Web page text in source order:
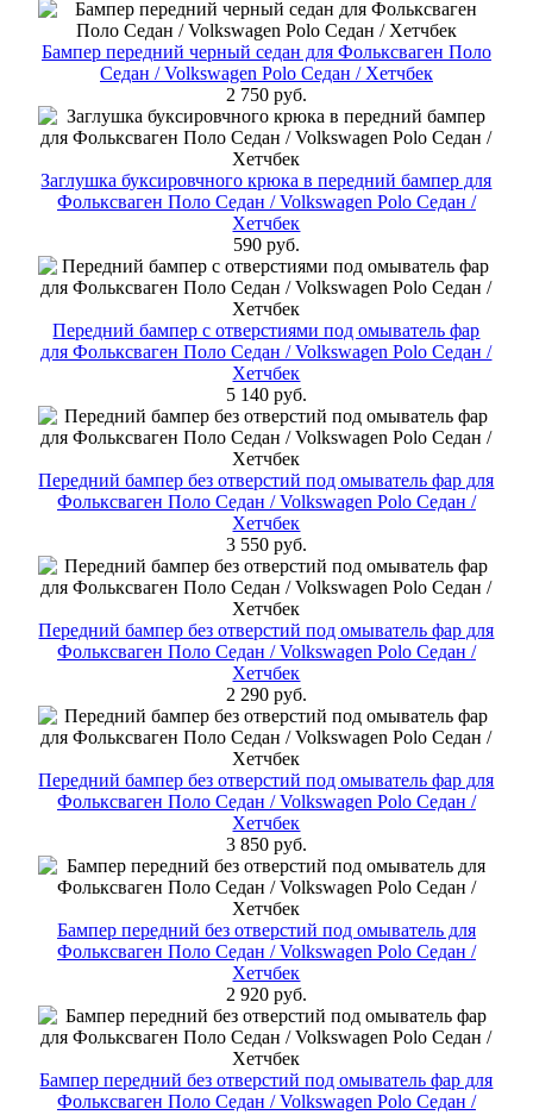
Бампер передний черный седан для Фольксваген Поло
Cедан / Volkswagen Polo Седан / Хетчбек
2 750 руб.
Заглушка буксировчного крюка в передний бампер для
Фольксваген Поло Cедан / Volkswagen Polo Седан /
Хетчбек
590 руб.
Передний бампер с отверстиями под омыватель фар
для Фольксваген Поло Cедан / Volkswagen Polo Седан /
Хетчбек
5 140 руб.
Передний бампер без отверстий под омыватель фар для
Фольксваген Поло Cедан / Volkswagen Polo Седан /
Хетчбек
3 550 руб.
Передний бампер без отверстий под омыватель фар для
Фольксваген Поло Cедан / Volkswagen Polo Седан /
Хетчбек
2 290 руб.
Передний бампер без отверстий под омыватель фар для
Фольксваген Поло Cедан / Volkswagen Polo Седан /
Хетчбек
3 850 руб.
Бампер передний без отверстий под омыватель для
Фольксваген Поло Cедан / Volkswagen Polo Седан /
Хетчбек
2 920 руб.
Бампер передний без отверстий под омыватель фар для
Фольксваген Поло Cедан / Volkswagen Polo Седан /